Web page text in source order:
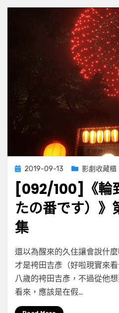
の
番
で
す）》
番
外
篇．
房
門
之
11
～
14
Posted
on
2019-09-13 影劇收藏櫃
[092/100]《輪
たの番です）》
集
by小云
Leave a commenton
[092/100]
《輪
到
還以為醒來的久住讓會說什
才是袴田吉彥（好啦現實來
八歲的袴田吉彥，不過從他
看來，應該是在假…